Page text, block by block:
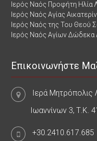
Ιερός Ναός Προφήτη Ηλία
Ιερός Ναός Αγίας
Ιερός Ναός της Του Θεού
Ιερός Ναός Αγίων Δώδεκα
Επικοινωνήστε
Ιερά Μητρόπολις
Ιωαννίνων 3, Τ.Κ.
+30.2410.617.685